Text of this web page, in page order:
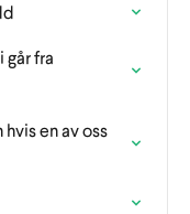
fra
en av oss